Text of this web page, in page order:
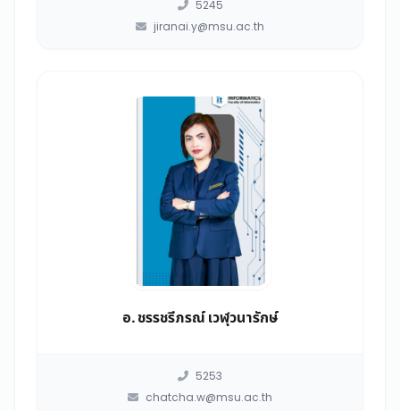
5245
jiranai.y@msu.ac.th
อ. ชรรชรีภรณ์ เวฬุวนารักษ์
5253
chatcha.w@msu.ac.th